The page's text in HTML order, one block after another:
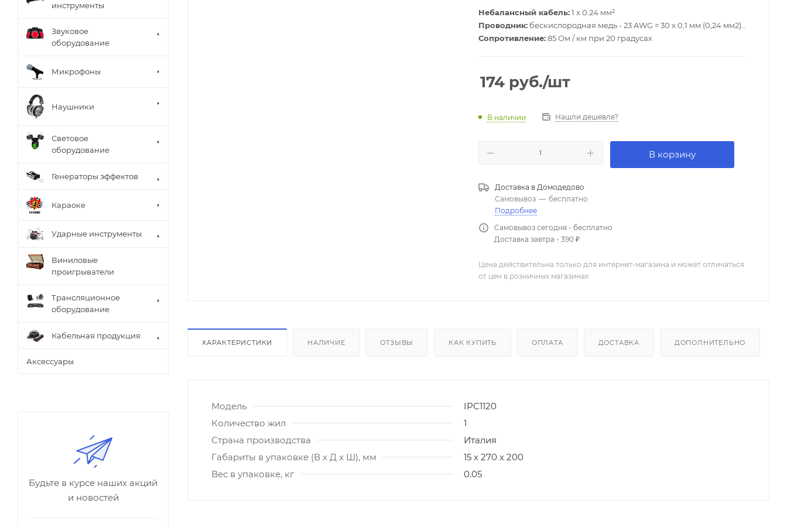
Небалансный кабель:1 х 0.24 мм²
Проводник: бескислородная медь - 23 AWG = 30 x 0,1 мм (0,24 мм2)
Сопротивление:85 Ом / км при 20 градусах
Внешний диаметр:
Цвет: Прозрачный
174 руб./шт
В наличии Нашли дешевле?
В корзину
Доставка в Домодедово
Самовывоз — бесплатно
Подробнее
Самовывоз сегодня - бесплатно
Доставка завтра - 390 ₽
Цена действительна только для интернет-магазина и может отличаться
от цен в розничных магазинах
ХАРАКТЕРИСТИКИ НАЛИЧИЕ ОТЗЫВЫ КАК КУПИТЬ ОПЛАТА ДОСТАВКА ДОПОЛНИТЕЛЬНО
Модель
IPC1120
Количество жил
1
Страна производства
Италия
Габариты в упаковке (В х Д х Ш), мм
15 x 270 x 200
Вес в упаковке, кг
0.05
инструменты
Звуковое
оборудование
Микрофоны
Наушники
Световое
оборудование
Генераторы эффектов
Караоке
Ударные инструменты
Виниловые
проигрыватели
Трансляционное
оборудование
Кабельная продукция
Аксессуары
Будьте в курсе наших акций
и новостей